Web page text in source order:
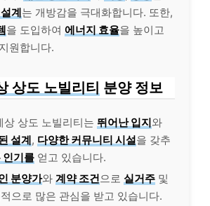
계는 개방감을 극대화합니다. 또한,
을 도입하여 에너지 효율을 높이고
원합니다.
상도 노빌리티 분양 정보
상 상도 노빌리티는 뛰어난 입지와
설계, 다양한 커뮤니티 시설을 갖추
인기를 얻고 있습니다.
분양가와 계약 조건으로 실거주 및
으로 많은 관심을 받고 있습니다.